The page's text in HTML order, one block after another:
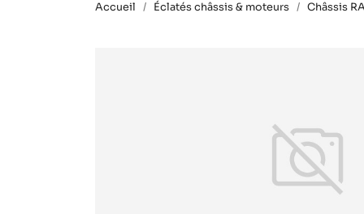
Accueil Éclatés châssis & moteurs Châssis